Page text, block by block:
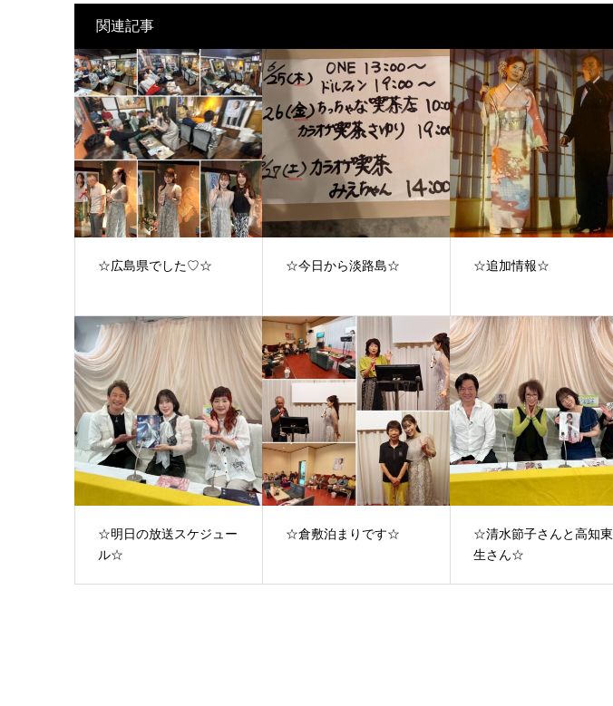
関連記事
☆広島県でした♡☆ ☆今日から淡路島☆ ☆追加情報☆
☆明日の放送スケジュー
ル☆
☆倉敷泊まりです☆
☆清水節子さんと高知東
生さん☆